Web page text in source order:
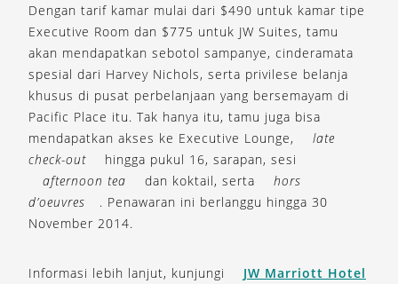
Dengan tarif kamar mulai dari $490 untuk kamar tipe
Executive Room dan $775 untuk JW Suites, tamu
akan mendapatkan sebotol sampanye, cinderamata
spesial dari Harvey Nichols, serta privilese belanja
khusus di pusat perbelanjaan yang bersemayam di
Pacific Place itu. Tak hanya itu, tamu juga bisa
mendapatkan akses ke Executive Lounge,
late
check-out
hingga pukul 16, sarapan, sesi
afternoon tea
dan koktail, serta
hors
d’oeuvres
. Penawaran ini berlanggu hingga 30
November 2014.
Informasi lebih lanjut, kunjungi
JW Marriott Hotel